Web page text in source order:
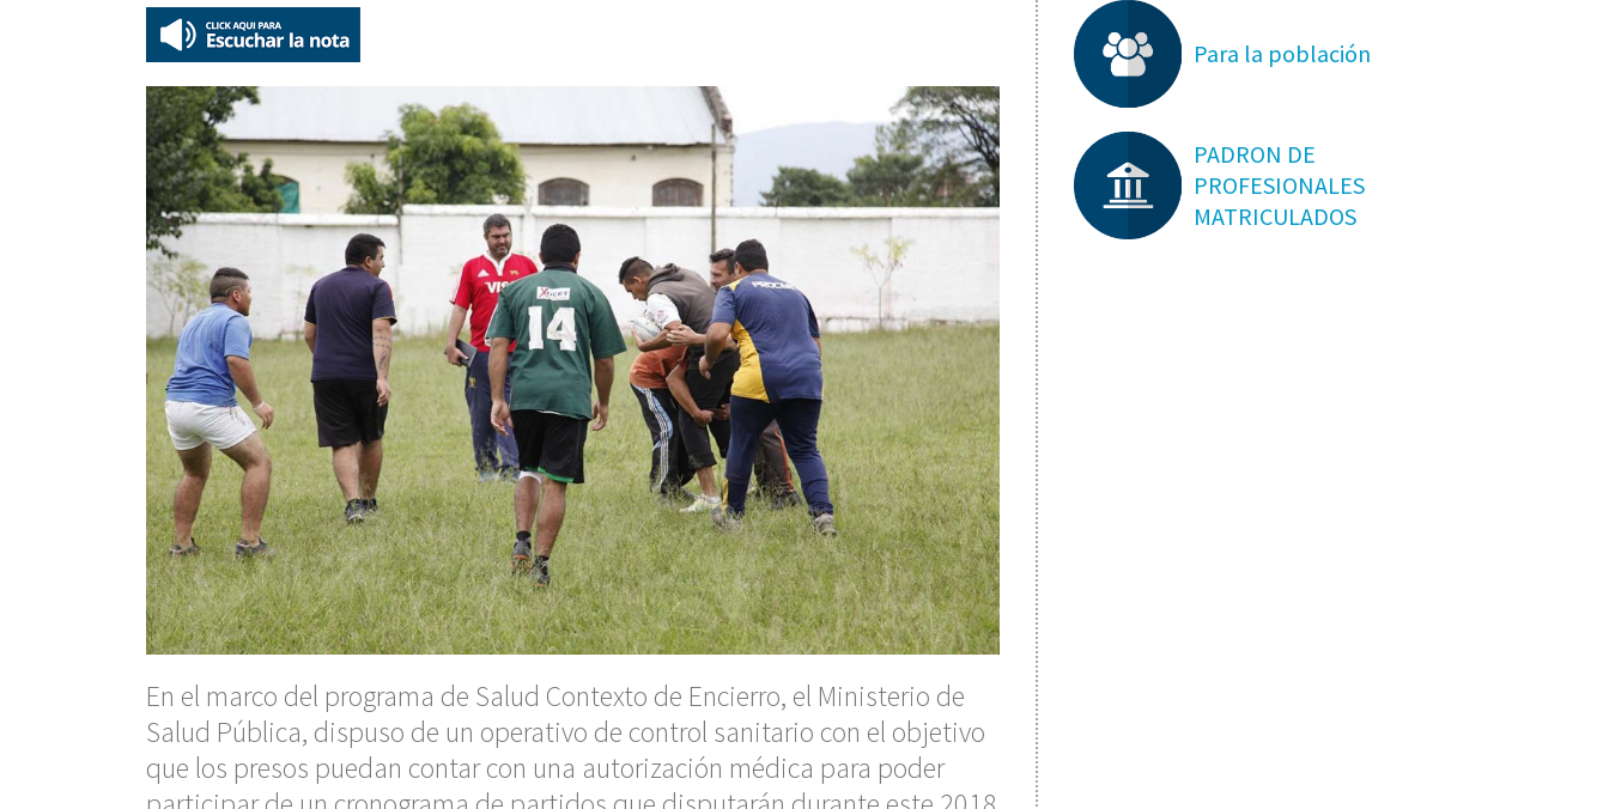
En el marco del programa de Salud Contexto de Encierro, el Ministerio de
Salud Pública, dispuso de un operativo de control sanitario con el objetivo
que los presos puedan contar con una autorización médica para poder
Para la población
PADRON DE
PROFESIONALES
MATRICULADOS